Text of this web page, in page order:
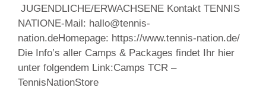
JUGENDLICHE/ERWACHSENE Kontakt TENNIS
NATIONE-Mail: hallo@tennis-
nation.deHomepage: https://www.tennis-nation.de/
Die Info’s aller Camps & Packages findet Ihr hier
unter folgendem Link:Camps TCR –
TennisNationStore